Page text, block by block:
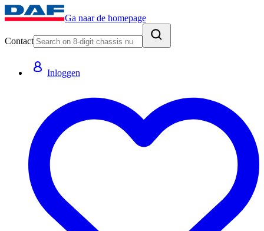
Ga naar de homepage
Contact
Inloggen